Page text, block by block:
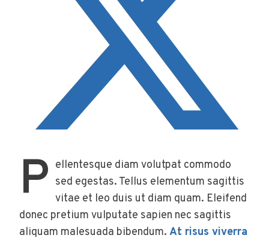
P ellentesque diam volutpat commodo
sed egestas. Tellus elementum sagittis
vitae et leo duis ut diam quam. Eleifend
donec pretium vulputate sapien nec sagittis
aliquam malesuada bibendum. At risus viverra